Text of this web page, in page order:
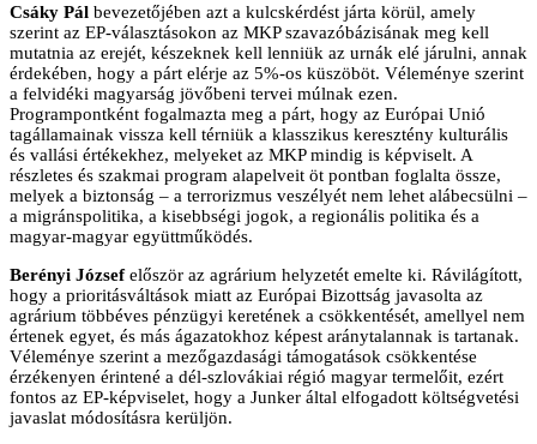
Csáky Pál bevezetőjében azt a kulcskérdést járta körül, amely
szerint az EP-választásokon az MKP szavazóbázisának meg kell
mutatnia az erejét, készeknek kell lenniük az urnák elé járulni, annak
érdekében, hogy a párt elérje az 5%-os küszöböt. Véleménye szerint
a felvidéki magyarság jövőbeni tervei múlnak ezen.
Programpontként fogalmazta meg a párt, hogy az Európai Unió
tagállamainak vissza kell térniük a klasszikus keresztény kulturális
és vallási értékekhez, melyeket az MKP mindig is képviselt. A
részletes és szakmai program alapelveit öt pontban foglalta össze,
melyek a biztonság – a terrorizmus veszélyét nem lehet alábecsülni –
a migránspolitika, a kisebbségi jogok, a regionális politika és a
magyar-magyar együttműködés.
Berényi Józsefelőször az agrárium helyzetét emelte ki. Rávilágított,
hogy a prioritásváltások miatt az Európai Bizottság javasolta az
agrárium többéves pénzügyi keretének a csökkentését, amellyel nem
értenek egyet, és más ágazatokhoz képest aránytalannak is tartanak.
Véleménye szerint a mezőgazdasági támogatások csökkentése
érzékenyen érintené a dél-szlovákiai régió magyar termelőit, ezért
fontos az EP-képviselet, hogy a Junker által elfogadott költségvetési
javaslat módosításra kerüljön.